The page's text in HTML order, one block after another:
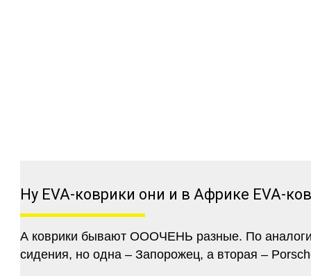
Ну EVA-коврики они и в Африке EVA-
А коврики бывают ОООЧЕНЬ разные. По
сидения, но одна – Запорожец, а вторая –